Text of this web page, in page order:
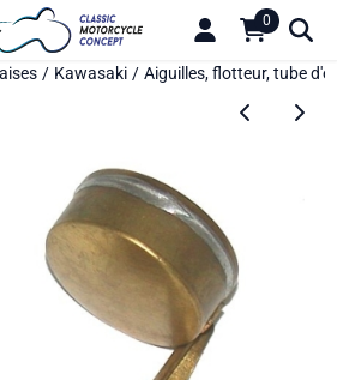
Choisissez les paramètres
0
/ Kawasaki / Aiguilles, flotteur, tube